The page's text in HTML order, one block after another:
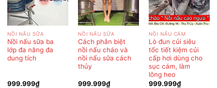
NỒI NẤU SỮA
Nồi nấu sữa ba
lớp đa năng đa
dung tích
999.999₫
NỒI NẤU SỮA
Cách phân biệt
nồi nấu cháo và
nồi nấu sữa cách
thủy
999.999₫
NỒI NẤU CÁM
Lò đun củi siêu
tốc tiết kiệm củi
cấp hơi dùng cho
sục cám, làm
lông heo
999.999₫